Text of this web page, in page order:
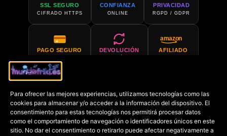
Para ofrecer las mejores experiencias, utilizamos tecnologías como las
cookies para almacenar y/o acceder a la información del dispositivo. El
consentimiento para estas tecnologías nos permitirá procesar datos
como el comportamiento de navegación o identificadores únicos en este
sitio. No dar el consentimiento o retirarlo puede afectar negativamente a
SSL SEGURO
CIFRADO HTTPS
CONFIANZA
ONLINE
PRIVACIDAD
RGPD / GDPR
PAGO SEGURO DEVOLUCIÓN
amazon
AFILIADO
SOPORTE 24H
SIEMPRE DISPONIBLE
COMPRA EN
AMAZON
€